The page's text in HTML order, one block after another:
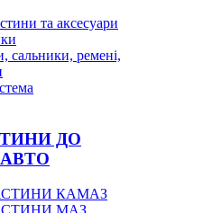
та аксесуари
сальники, ремені,
ДО
КАМАЗ
МАЗ